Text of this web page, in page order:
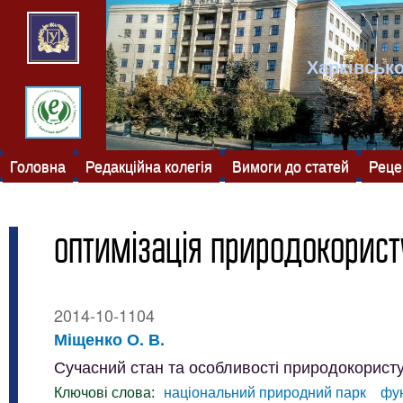
Головна Редакційна колегія Вимоги до статей
оптимізація
2014-10-1104
Міщенко О. В.
Сучасний стан та особливості
Ключові слова: національний природний парк